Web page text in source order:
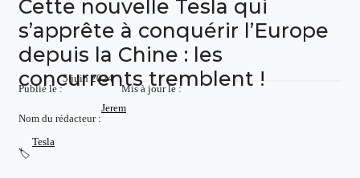
Cette nouvelle Tesla qui
s’apprête à conquérir l’Europe
depuis la Chine : les
concurrents tremblent !
Publié le :
5 juin 2024
Mis à jour le :
Nom du rédacteur :
Jerem
🏷️
Tesla